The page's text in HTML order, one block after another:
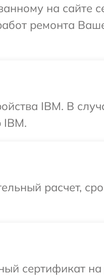
на сайте
ремонта
IBM. В
IBM.
расчет,
сертификат